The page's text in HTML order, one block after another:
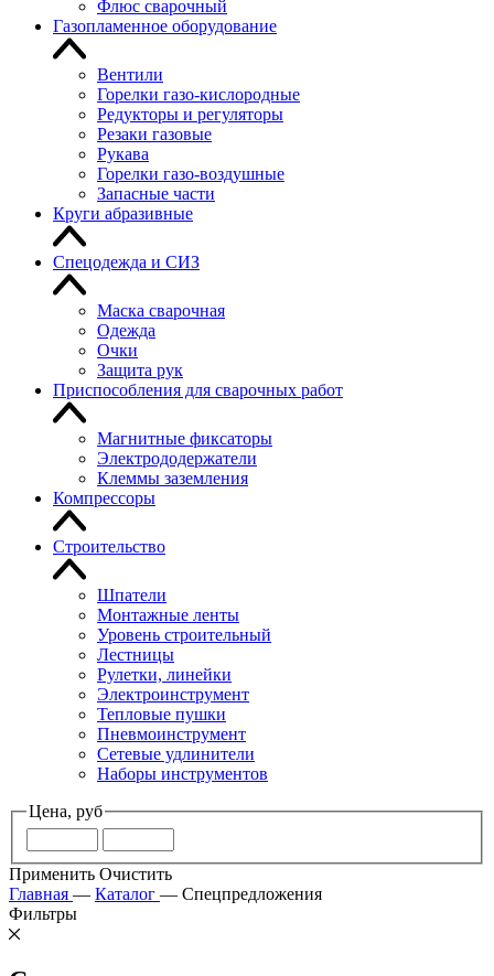
Флюс сварочный
Газопламенное оборудование
Вентили
Горелки газо-кислородные
Редукторы и регуляторы
Резаки газовые
Рукава
Горелки газо-воздушные
Запасные части
Круги абразивные
Спецодежда и СИЗ
Маска сварочная
Одежда
Очки
Защита рук
Приспособления для сварочных работ
Магнитные фиксаторы
Электрододержатели
Клеммы заземления
Компрессоры
Строительство
Шпатели
Монтажные ленты
Уровень строительный
Лестницы
Рулетки, линейки
Электроинструмент
Тепловые пушки
Пневмоинструмент
Сетевые удлинители
Наборы инструментов
Цена, руб
Применить Очистить
Главная — Каталог — Спецпредложения
Фильтры